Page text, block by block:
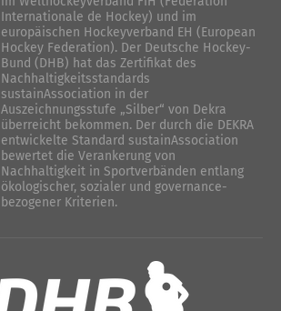
Internationale de Hockey) und im
europäischen Hockeyverband EH (European
Hockey Federation). Der Deutsche Hockey-
Bund (DHB) hat das Zertifikat des
Nachhaltigkeitsstandards
sustainAssociation in der
Auszeichnungsstufe „Silber“ von Dekra
überreicht bekommen. Der durch die DEKRA
entwickelte Standard sustainAssociation
bewertet die Verankerung von
Nachhaltigkeit in Sportverbänden entlang
ökologischer, sozialer und governance-
bezogener Kriterien.